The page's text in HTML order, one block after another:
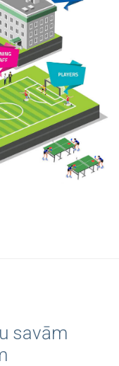
savām